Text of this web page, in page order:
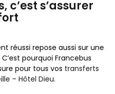
c’est s’assurer
réussi repose aussi sur une
pourquoi Francebus
pour tous vos transferts
– Hôtel Dieu.